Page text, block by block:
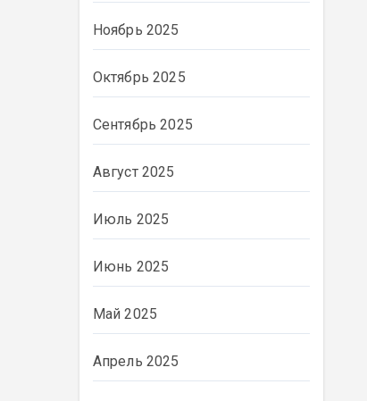
Ноябрь 2025
Октябрь 2025
Сентябрь 2025
Август 2025
Июль 2025
Июнь 2025
Май 2025
Апрель 2025
ВЛАСТЬ